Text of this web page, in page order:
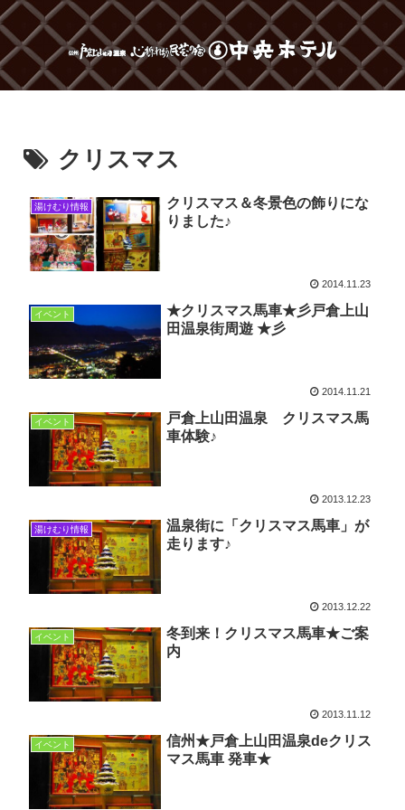
クリスマス
湯けむり情報
クリスマス＆冬景色の飾りにな
りました♪
2014.11.23
イベント
★クリスマス馬車★彡戸倉上山
田温泉街周遊 ★彡
2014.11.21
イベント
戸倉上山田温泉 クリスマス馬
車体験♪
2013.12.23
湯けむり情報
温泉街に「クリスマス馬車」が
走ります♪
2013.12.22
イベント
冬到来！クリスマス馬車★ご案
内
2013.11.12
イベント
信州★戸倉上山田温泉deクリス
マス馬車 発車★